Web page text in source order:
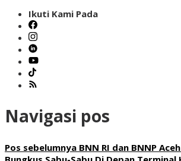
Ikuti Kami Pada
Navigasi pos
Pos sebelumnya BNN RI dan BNNP